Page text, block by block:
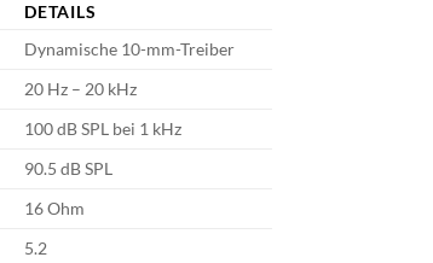
DETAILS
Dynamische 10-mm-Treiber
20 Hz – 20 kHz
100 dB SPL bei 1 kHz
90.5 dB SPL
16 Ohm
5.2